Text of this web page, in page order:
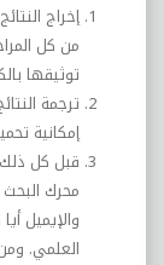
إخراج
من كل
توثيقها
ترجمة
إمكانية
قبل كل
محرك
والإيميل
العلمي.